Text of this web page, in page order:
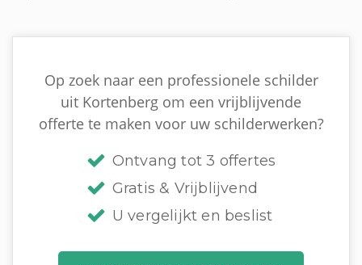
Op zoek naar een professionele schilder
uit Kortenberg om een vrijblijvende
offerte te maken voor uw schilderwerken?
Ontvang tot 3 offertes
Gratis & Vrijblijvend
U vergelijkt en beslist